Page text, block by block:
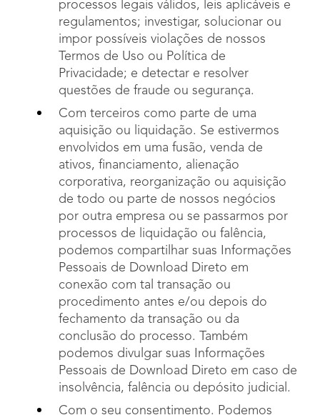
processos legais válidos, leis aplicáveis e
regulamentos; investigar, solucionar ou
impor possíveis violações de nossos
Termos de Uso ou Política de
Privacidade; e detectar e resolver
questões de fraude ou segurança.
Com terceiros como parte de uma
aquisição ou liquidação. Se estivermos
envolvidos em uma fusão, venda de
ativos, financiamento, alienação
corporativa, reorganização ou aquisição
de todo ou parte de nossos negócios
por outra empresa ou se passarmos por
processos de liquidação ou falência,
podemos compartilhar suas Informações
Pessoais de Download Direto em
conexão com tal transação ou
procedimento antes e/ou depois do
fechamento da transação ou da
conclusão do processo. Também
podemos divulgar suas Informações
Pessoais de Download Direto em caso de
insolvência, falência ou depósito judicial.
Com o seu consentimento. Podemos